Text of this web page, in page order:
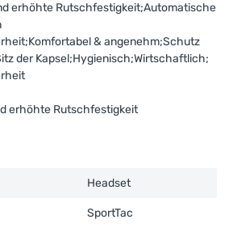
erhöhte Rutschfestigkeit;Automatische
& angenehm;Schutz
der Kapsel;Hygienisch;Wirtschaftlich;
erhöhte Rutschfestigkeit
Headset
SportTac